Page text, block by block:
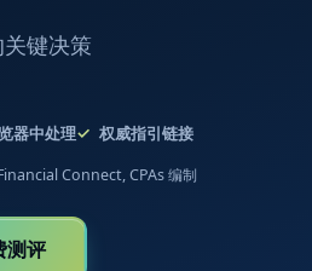
键决策
器中处理 权威指引链接
Connect, CPAs 编制
测评